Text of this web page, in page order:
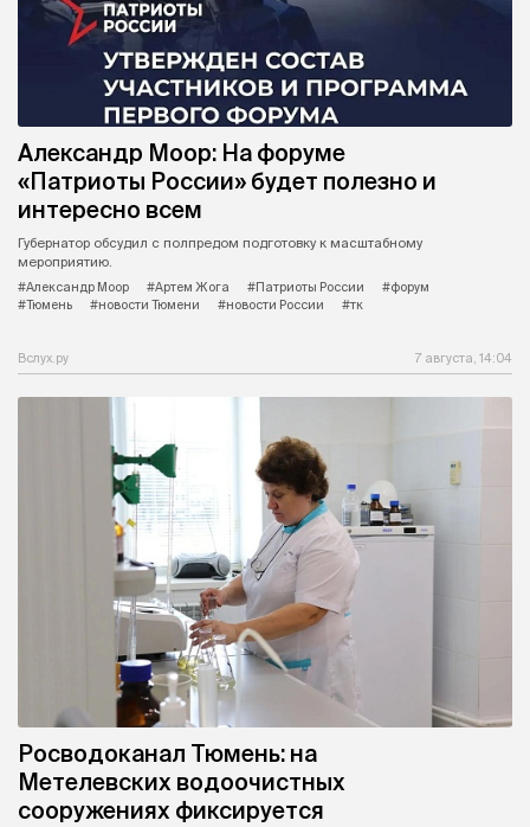
Александр Моор: На форуме
«Патриоты России» будет полезно и
интересно всем
Губернатор обсудил с полпредом подготовку к масштабному
мероприятию.
#Александр Моор
#Артем Жога #Патриоты России
#форум
#Тюмень
#новости Тюмени #новости России #тк
Вслух.ру 7 августа, 14:04
Росводоканал Тюмень: на
Метелевских водоочистных
сооружениях фиксируется